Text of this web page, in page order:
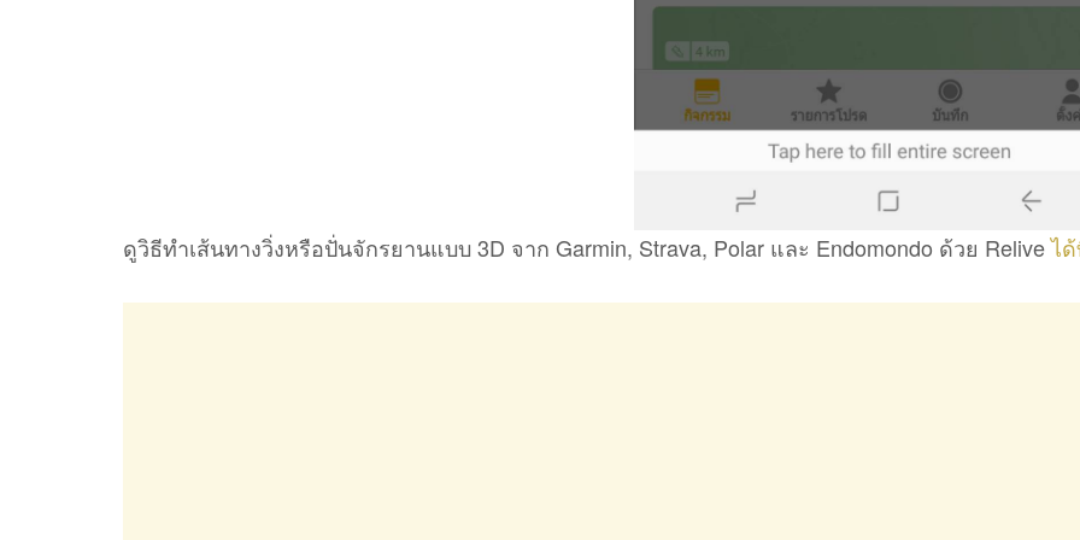
ดูวิธีทำเส้นทางวิ่งหรือปั่นจักรยานแบบ 3D จาก Garmin, Strava, Polar และ Endomondo ด้วย Reliveไ